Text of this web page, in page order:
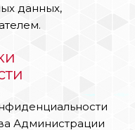
данных,
Администрации